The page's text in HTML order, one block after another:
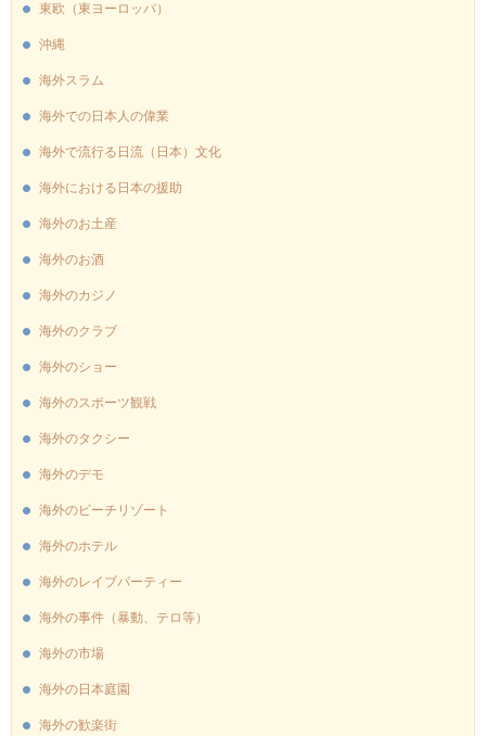
東欧（東ヨーロッパ）
沖縄
海外スラム
海外での日本人の偉業
海外で流行る日流（日本）文化
海外における日本の援助
海外のお土産
海外のお酒
海外のカジノ
海外のクラブ
海外のショー
海外のスポーツ観戦
海外のタクシー
海外のデモ
海外のビーチリゾート
海外のホテル
海外のレイブパーティー
海外の事件（暴動、テロ等）
海外の市場
海外の日本庭園
海外の歓楽街